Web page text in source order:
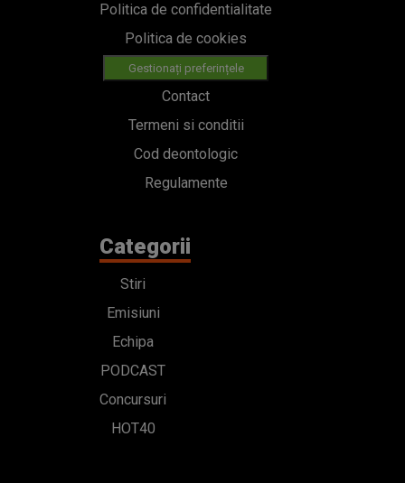
Politica de confidentialitate
Politica de cookies
Gestionați preferințele
Contact
Termeni si conditii
Cod deontologic
Regulamente
Categorii
Stiri
Emisiuni
Echipa
PODCAST
Concursuri
HOT40